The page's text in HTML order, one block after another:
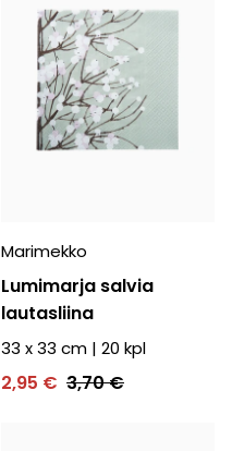
Marimekko
Lumimarja salvia
lautasliina
33 x 33 cm | 20 kpl
2,95 € 3,70 €